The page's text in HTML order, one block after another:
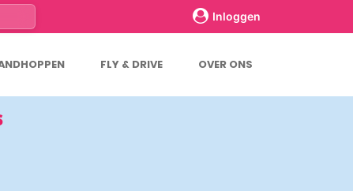
Inloggen
FLY & DRIVE OVER ONS